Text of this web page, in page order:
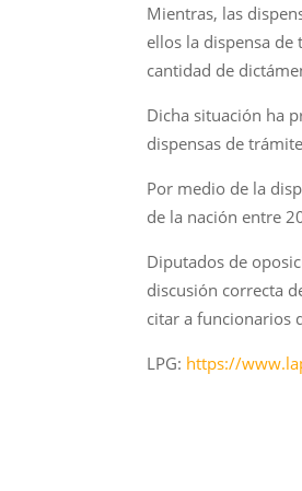
Mientras, las
ellos la dispensa
cantidad de
Dicha situación ha
dispensas de
Por medio de la
de la nación entre
Diputados de
discusión correcta
citar a funcionarios
LPG: https://